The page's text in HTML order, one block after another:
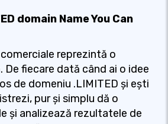
domain Name You Can
reprezintă o
De fiecare dată când ai o idee
de domeniu .LIMITED și ești
pur și simplu dă o
și analizează rezultatele de